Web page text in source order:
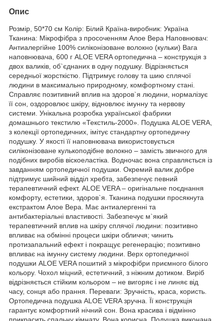
Опис
Розмір, 50*70 см Колір: Білий Країна-виробник: Україна
Тканина: Мікрофібра з просоченням Алое Вера Наповнювач:
Антиалергійне 100% силіконізоване волокно (кульки) Вага
наповнювача, 600 г ALOE VERA ортопедична – конструкція з
двох валиків, об`єднаних в одну подушку. Відрізняється
середньої жорсткістю. Підтримує голову та шию сплячої
людини в максимально природному, комфортному стані.
Справляє позитивний вплив на здоров`я людини, нормалізує
її сон, оздоровлює шкіру, відновлює імунну та нервову
системи. Унікальна розробка української фабрики
домашнього текстилю «Текстиль-2000». Подушка ALOE VERA,
з колекції ортопедичних, імітує стандартну ортопедичну
подушку. У якості її наповнювача використовується
силіконізоване кулькоподібне волокно – замість звичного для
подібних виробів віскоеластіка. Водночас вона справляється із
завданням ортопедичної подушки. Окремий валик добре
підтримує шийний відділ хребта, забезпечує певний
терапевтичний ефект. ALOE VERA – оригінальне поєднання
комфорту, естетики, здоров`я. Тканина подушки просякнута
екстрактом Алое Вера. Має антиалергенні та
антибактеріальні властивості. Забезпечує м`який
терапевтичний вплив на шкіру сплячої людини: позитивно
впливає на обмінні процеси шкіри обличчя; чинить
протизапальний ефект і покращує регенерацію; позитивно
впливає на імунну систему людини. Верх ортопедичної
подушки ALOE VERA пошитий з мікрофібри приємного білого
кольору. Чохол міцний, естетичний, з ніжним дотиком. Виріб
відрізняється стійким кольором – не вигоряє і не линяє від
часу, сонця або прання. Переваги: Зручність, краса, користь.
Ортопедична подушка ALOE VERA зручна. Її конструкція
гарантує комфортний нічний сон. Вона красива і відмінно
прикрасить спальну кімнату. Вона корисна. Подушка виконана